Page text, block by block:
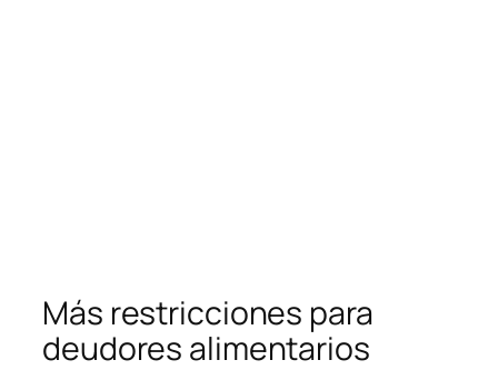
Más restricciones para
deudores alimentarios